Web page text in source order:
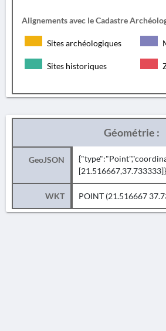
Alignements avec le Cadastre
Sites archéologiques
Sites historiques
Géométrie :
GeoJSON
[21.516667,37.733333]}
WKT POINT (21.516667